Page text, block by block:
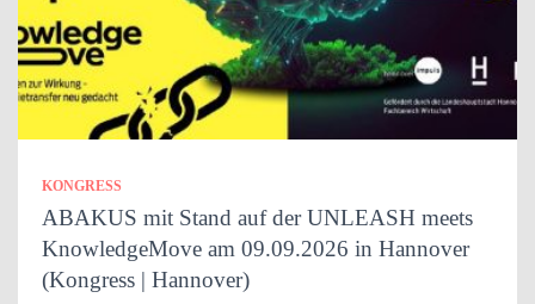
KONGRESS
ABAKUS mit Stand auf der UNLEASH meets
KnowledgeMove am 09.09.2026 in Hannover
(Kongress | Hannover)